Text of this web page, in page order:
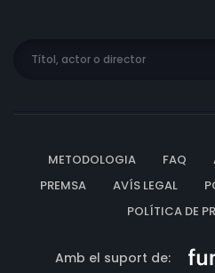
METODOLOGIA FAQ
PREMSA
AVÍS LEGAL
POLÍTICA DE
Amb el suport de: